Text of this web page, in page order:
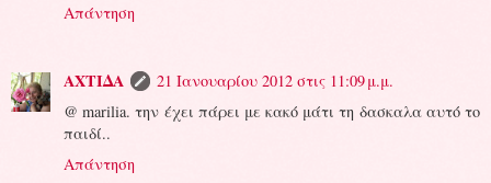
Απάντηση
ΑΧΤΙΔΑ
21 Ιανουαρίου 2012 στις 11:09 μ.μ.
@ marilia. την έχει πάρει με κακό μάτι τη δασκαλα αυτό το
παιδί..
Απάντηση